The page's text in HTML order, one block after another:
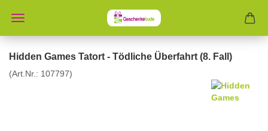
Hidden Games Tatort - Tödliche Überfahrt (8. Fall)
(Art.Nr.: 107797)